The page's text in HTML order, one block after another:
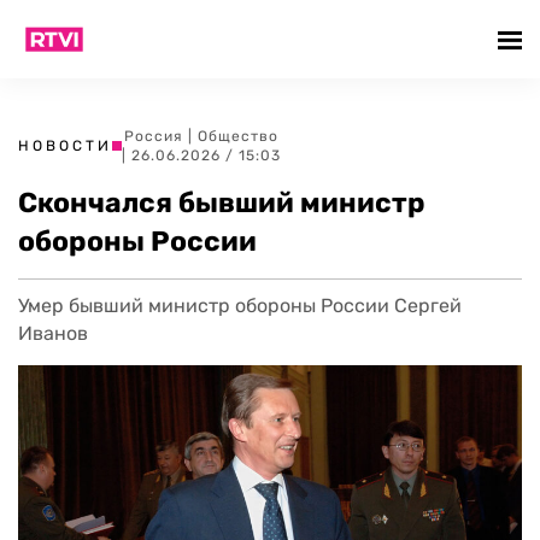
НОВОСТИ
Россия
Общество
| 26.06.2026 / 15:03
Скончался бывший министр
обороны России
Умер бывший министр обороны России Сергей
Иванов